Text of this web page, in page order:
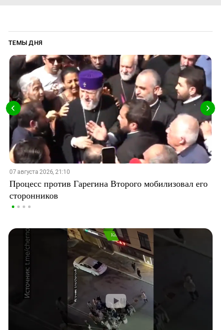
ТЕМЫ ДНЯ
07 августа 2026, 21:10
Процесс против Гарегина Второго мобилизовал его
сторонников